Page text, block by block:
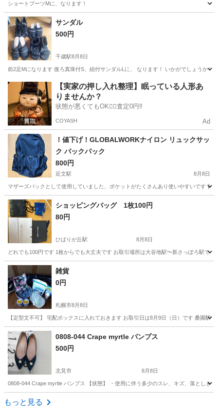
ショートブーツMに、なります！
北海道 千歳市 千歳駅
サンダル
500円
千歳駅8月8日
前2足Mになります 後ろ真珠付S、紐付サンダルLに、 なります！ いかがでしょうか？
北海道 千歳市 千歳駅 靴
【実家の押し入れ整理】眠っている人形あ
りませんか？
状態が悪くてもOK🙆‍♀️査定0円‼️
COYASH Ad
！値下げ！GLOBALWORKナイロン リュックサッ
ク バックパック
800円
近文駅 8月8日
マザーズバックとして使用していました、ポケットがたくさんあり使いやすいです
北海道 旭川市 近文駅 バッグ
ショッピングバッグ 1枚100円
80円
ひばりが丘駅 8月8日
どれでも100円です 1枚からでも大丈夫です お取引場所は大谷地駅〜新さっぽろ駅で
北海道 札幌市 ひばりが丘駅
雑貨
0円
札幌市8月8日
【定型文不可】 宅配ボックスに入れておきます お取引日は8月9日（日）です 桑園駅
北海道 札幌市 0808-044 Crape myrtle パンプス
500円
北見市 8月8日
0808-044 Crape myrtle パンプス 【状態】 ・使用に伴う多少のスレ、キズ、落とし
北海道 北見市
もっと見る